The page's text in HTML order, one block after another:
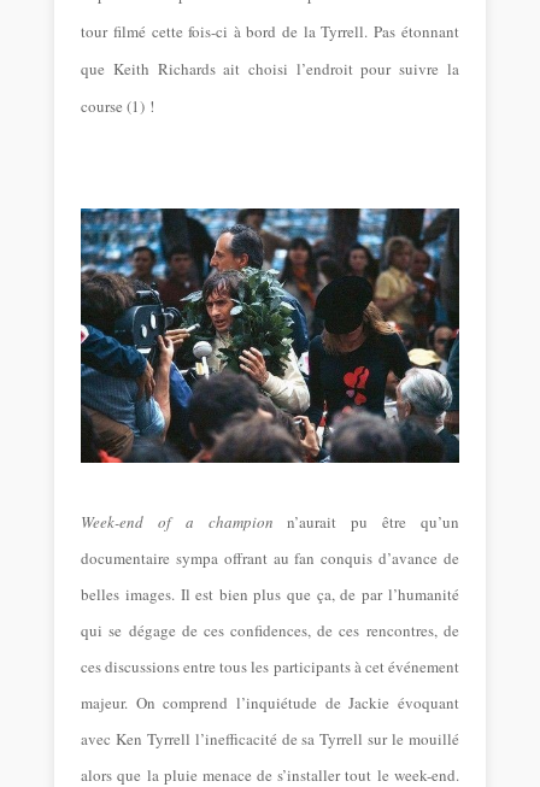
tour filmé cette fois-ci à bord de la Tyrrell. Pas étonnant
que Keith Richards ait choisi l’endroit pour suivre la
course (1) !
Week-end of a champion n’aurait pu être qu’un
documentaire sympa offrant au fan conquis d’avance de
belles images. Il est bien plus que ça, de par l’humanité
qui se dégage de ces confidences, de ces rencontres, de
ces discussions entre tous les participants à cet événement
majeur. On comprend l’inquiétude de Jackie évoquant
avec Ken Tyrrell l’inefficacité de sa Tyrrell sur le mouillé
alors que la pluie menace de s’installer tout le week-end.